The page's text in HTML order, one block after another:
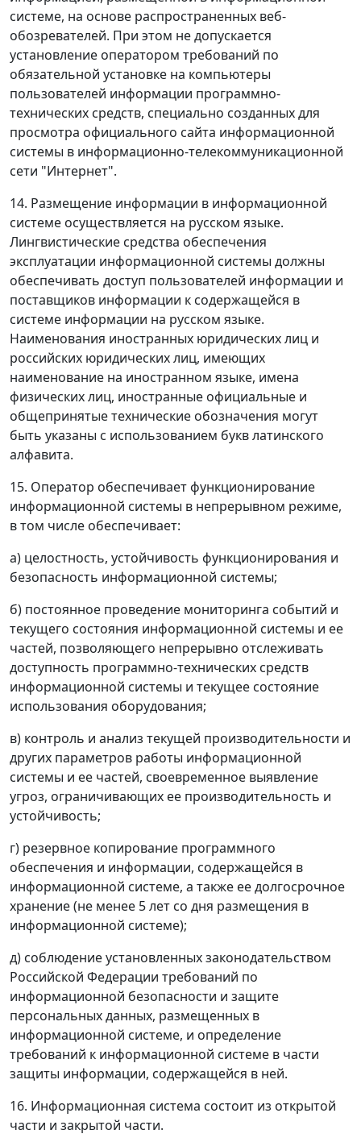
системе, на основе распространенных веб-
обозревателей. При этом не допускается
установление оператором требований по
обязательной установке на компьютеры
пользователей информации программно-
технических средств, специально созданных для
просмотра официального сайта информационной
системы в информационно-телекоммуникационной
сети "Интернет".
14. Размещение информации в информационной
системе осуществляется на русском языке.
Лингвистические средства обеспечения
эксплуатации информационной системы должны
обеспечивать доступ пользователей информации и
поставщиков информации к содержащейся в
системе информации на русском языке.
Наименования иностранных юридических лиц и
российских юридических лиц, имеющих
наименование на иностранном языке, имена
физических лиц, иностранные официальные и
общепринятые технические обозначения могут
быть указаны с использованием букв латинского
алфавита.
15. Оператор обеспечивает функционирование
информационной системы в непрерывном режиме,
в том числе обеспечивает:
а) целостность, устойчивость функционирования и
безопасность информационной системы;
б) постоянное проведение мониторинга событий и
текущего состояния информационной системы и ее
частей, позволяющего непрерывно отслеживать
доступность программно-технических средств
информационной системы и текущее состояние
использования оборудования;
в) контроль и анализ текущей производительности и
других параметров работы информационной
системы и ее частей, своевременное выявление
угроз, ограничивающих ее производительность и
устойчивость;
г) резервное копирование программного
обеспечения и информации, содержащейся в
информационной системе, а также ее долгосрочное
хранение (не менее 5 лет со дня размещения в
информационной системе);
д) соблюдение установленных законодательством
Российской Федерации требований по
информационной безопасности и защите
персональных данных, размещенных в
информационной системе, и определение
требований к информационной системе в части
защиты информации, содержащейся в ней.
16. Информационная система состоит из открытой
части и закрытой части.